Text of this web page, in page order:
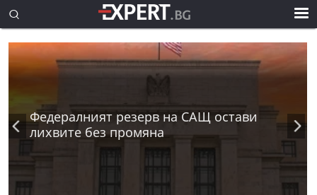
Федералният резерв на САЩ остави
лихвите без промяна